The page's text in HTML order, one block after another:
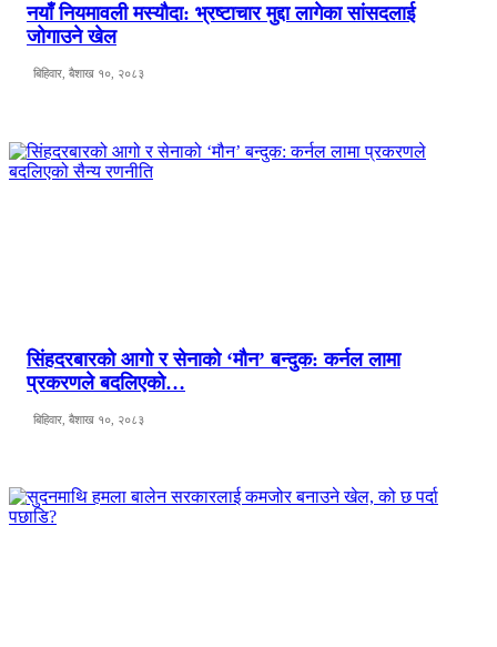
नयाँ नियमावली मस्यौदा: भ्रष्टाचार मुद्दा लागेका सांसदलाई
जोगाउने खेल
बिहिवार, बैशाख १०, २०८३
सिंहदरबारको आगो र सेनाको ‘मौन’ बन्दुक: कर्नल लामा
प्रकरणले बदलिएको…
बिहिवार, बैशाख १०, २०८३